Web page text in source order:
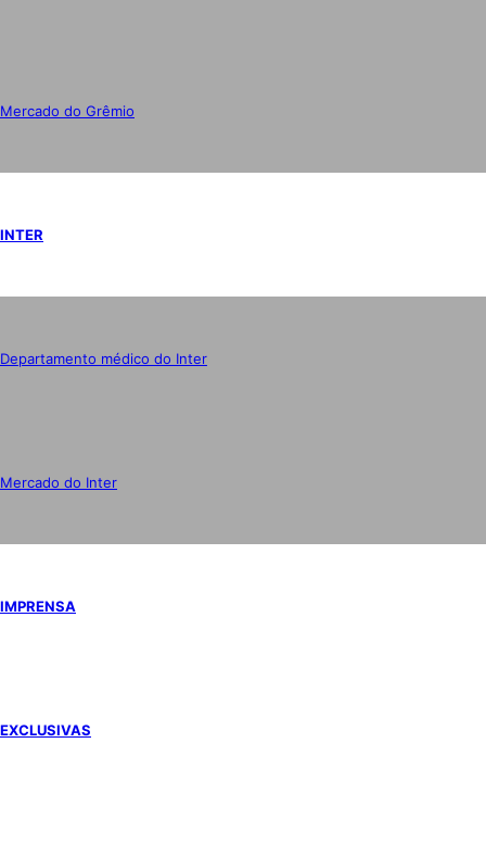
Mercado do Grêmio
INTER
Departamento médico do Inter
Mercado do Inter
IMPRENSA
EXCLUSIVAS